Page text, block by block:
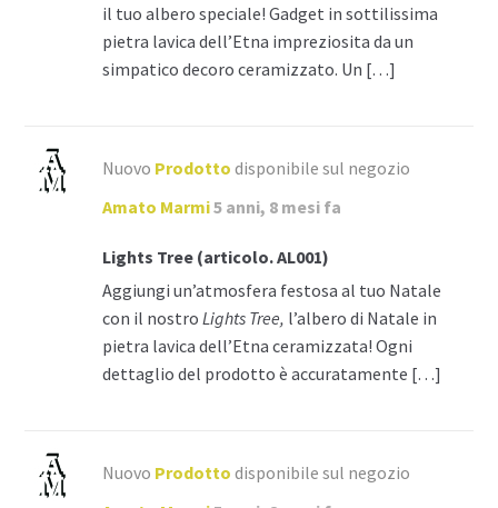
il tuo albero speciale! Gadget in sottilissima
pietra lavica dell’Etna impreziosita da un
simpatico decoro ceramizzato. Un […]
Nuovo Prodotto disponibile sul negozio
Amato Marmi5 anni, 8 mesi fa
Lights Tree (articolo. AL001)
Aggiungi un’atmosfera festosa al tuo Natale
con il nostro Lights Tree, l’albero di Natale in
pietra lavica dell’Etna ceramizzata! Ogni
dettaglio del prodotto è accuratamente […]
Nuovo Prodotto disponibile sul negozio